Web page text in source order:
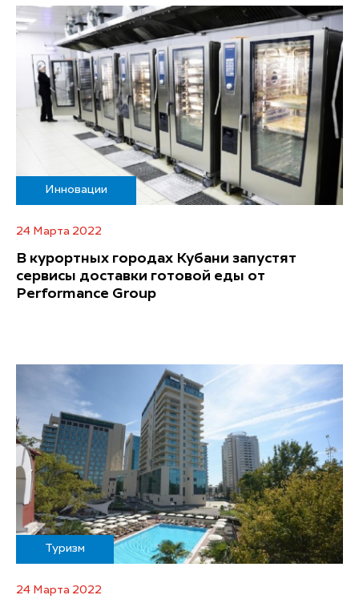
Инновации
24 Марта 2022
В курортных городах Кубани запустят
сервисы доставки готовой еды от
Performance Group
Туризм
24 Марта 2022